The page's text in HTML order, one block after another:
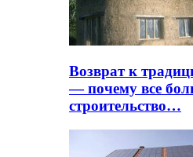
Возврат к
— почему все
строительство…